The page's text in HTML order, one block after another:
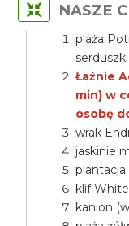
NASZE
plaża
Łaźnie
min) w
osobę
wrak
jaskinie
klif
kanion